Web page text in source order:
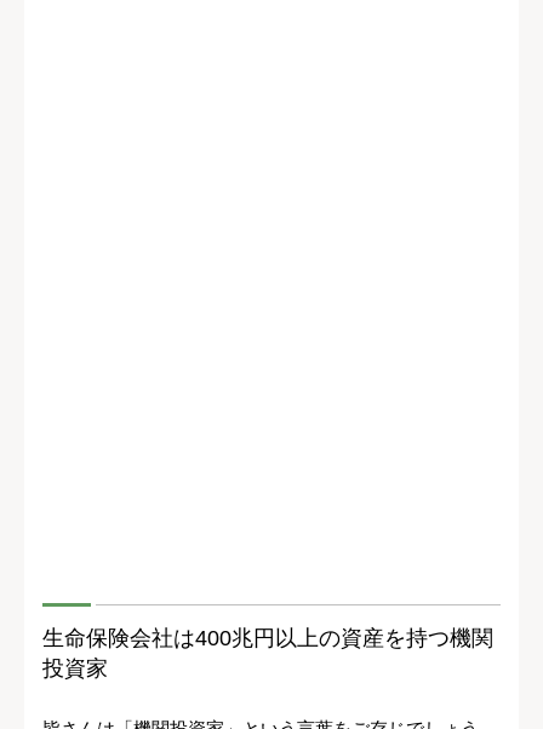
生命保険会社は400兆円以上の資産を持つ機関
投資家